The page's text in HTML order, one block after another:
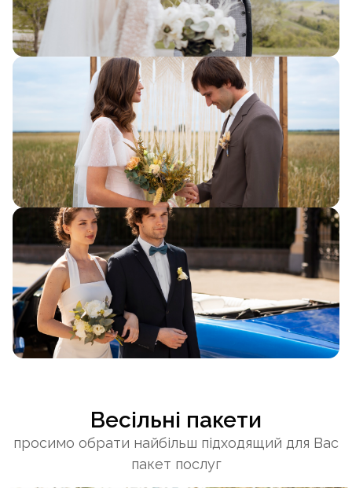
Весільні пакети
просимо обрати найбільш підходящий для Вас
пакет послуг